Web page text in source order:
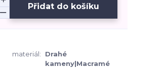
Přidat do košíku
materiál:
Drahé
kameny|Macramé